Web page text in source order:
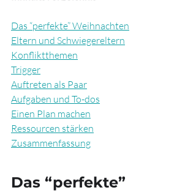
Das “perfekte” Weihnachten
Eltern und Schwiegereltern
Konfliktthemen
Trigger
Auftreten als Paar
Aufgaben und To-dos
Einen Plan machen
Ressourcen stärken
Zusammenfassung
Das “perfekte”